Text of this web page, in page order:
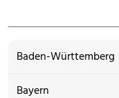
Baden-Württemberg
Bayern